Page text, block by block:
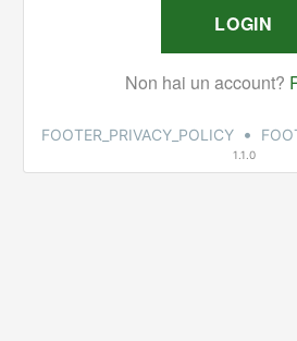
FOOTER_PRIVACY_POLICY •
1.1.0